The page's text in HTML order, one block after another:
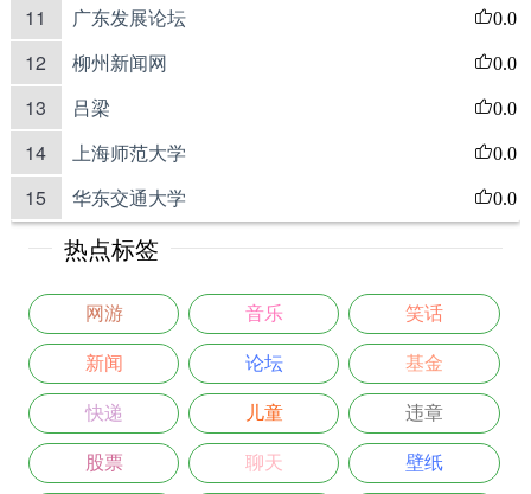
11 广东发展论坛 0.0
12 柳州新闻网 0.0
13 吕梁 0.0
14 上海师范大学 0.0
15 华东交通大学 0.0
热点标签
网游 音乐 笑话
新闻 论坛 基金
快递 儿童 违章
股票 聊天 壁纸